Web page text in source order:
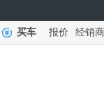
买车 报价 经销商